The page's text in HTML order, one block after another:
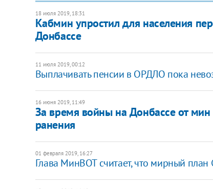
18 июля 2019, 18:31
Кабмин упростил для населения
Донбассе
11 июля 2019, 00:12
Выплачивать пенсии в ОРДЛО пока
16 июня 2019, 11:49
За время войны на Донбассе от
ранения
01 февраля 2019, 16:27
Глава МинВОТ считает, что мирный